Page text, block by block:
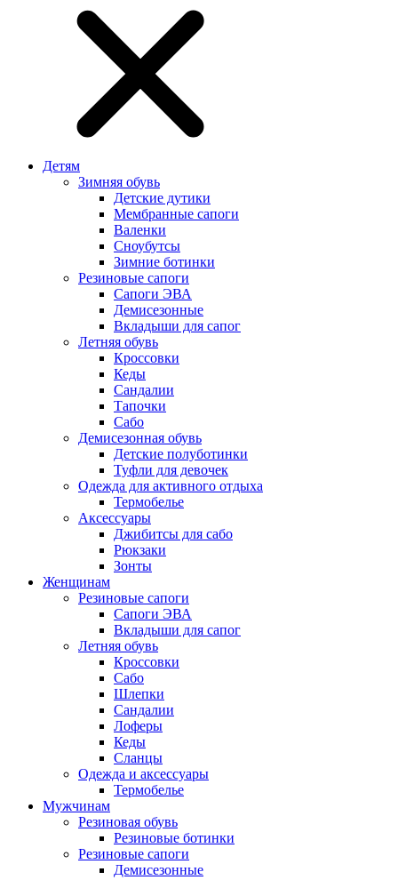
Детям
Зимняя обувь
Детские дутики
Мембранные сапоги
Валенки
Сноубутсы
Зимние ботинки
Резиновые сапоги
Сапоги ЭВА
Демисезонные
Вкладыши для сапог
Летняя обувь
Кроссовки
Кеды
Сандалии
Тапочки
Сабо
Демисезонная обувь
Детские полуботинки
Туфли для девочек
Одежда для активного отдыха
Термобелье
Аксессуары
Джибитсы для сабо
Рюкзаки
Зонты
Женщинам
Резиновые сапоги
Cапоги ЭВА
Вкладыши для сапог
Летняя обувь
Кроссовки
Сабо
Шлепки
Сандалии
Лоферы
Кеды
Сланцы
Одежда и аксессуары
Термобелье
Мужчинам
Резиновая обувь
Резиновые ботинки
Резиновые сапоги
Демисезонные